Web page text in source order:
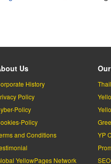
Us
History
Policy
Policy
Policy
and Conditions
YellowPages Network
YP